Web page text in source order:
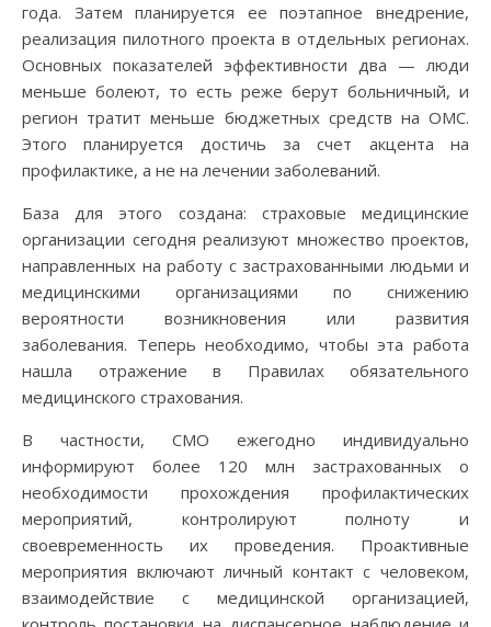
года. Затем планируется ее поэтапное внедрение,
реализация пилотного проекта в отдельных регионах.
Основных показателей эффективности два — люди
меньше болеют, то есть реже берут больничный, и
регион тратит меньше бюджетных средств на ОМС.
Этого планируется достичь за счет акцента на
профилактике, а не на лечении заболеваний.
База для этого создана: страховые медицинские
организации сегодня реализуют множество проектов,
направленных на работу с застрахованными людьми и
медицинскими организациями по снижению
вероятности возникновения или развития
заболевания. Теперь необходимо, чтобы эта работа
нашла отражение в Правилах обязательного
медицинского страхования.
В частности, СМО ежегодно индивидуально
информируют более 120 млн застрахованных о
необходимости прохождения профилактических
мероприятий, контролируют полноту и
своевременность их проведения. Проактивные
мероприятия включают личный контакт с человеком,
взаимодействие с медицинской организацией,